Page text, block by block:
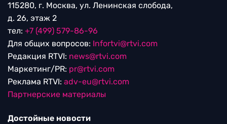
115280, г. Москва, ул. Ленинская слобода,
д. 26, этаж 2
тел: +7 (499) 579-86-96
Для общих вопросов: Infortvi@rtvi.com
Редакция RTVI: news@rtvi.com
Маркетинг/PR: pr@rtvi.com
Реклама RTVI: adv-eu@rtvi.com
Партнерские материалы
Достойные новости